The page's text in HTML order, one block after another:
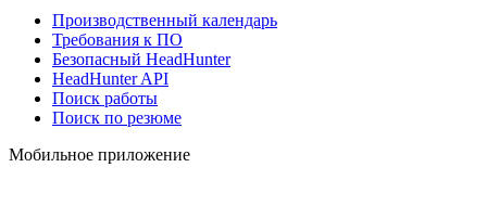
Производственный календарь
Требования к ПО
Безопасный HeadHunter
HeadHunter API
Поиск работы
Поиск по резюме
Мобильное приложение